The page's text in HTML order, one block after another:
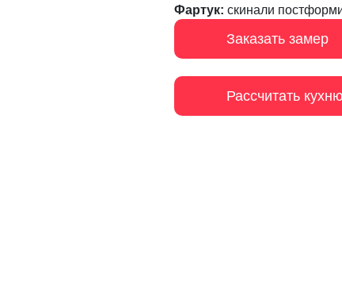
Фартук: скинали
Заказать замер
Рассчитать кухню